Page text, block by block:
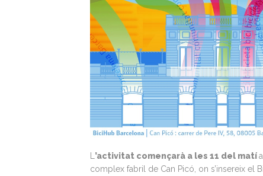
L ’activitat començarà a les 11 del matí
complex fabril de Can Picó, on s’insereix el